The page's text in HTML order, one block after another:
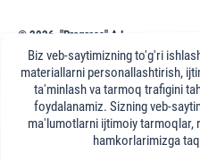
© 2026, "Progress" AJ
frutonyanya.uz sahifasidagi nashr,
keltirilgan. Portal mutaxassislari
sizning davolovchi shifokoringizga
"FrutoNyanya"
ijtimoiy tarmoqlarda:
Biz veb-saytimizning to'g'ri
materiallarni personallashtirish,
ta'minlash va tarmoq trafigini
foydalanamiz. Sizning veb-
ma'lumotlarni ijtimoiy tarmoqlar,
hamkorlarimizga